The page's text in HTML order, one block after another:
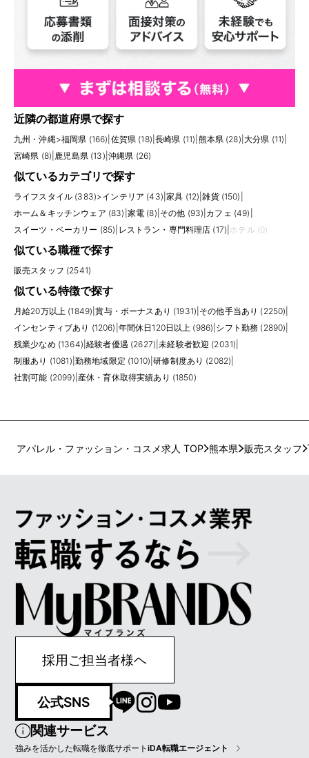
近隣の都道府県で探す
九州・沖縄>福岡県 (166) 佐賀県 (18) |長崎県 (11) 熊本県 (28) 大分県 (11)
宮崎県 (8) 鹿児島県 (13) 沖縄県 (26)
似ているカテゴリで探す
ライフスタイル (383)>インテリア (43) |家具 (12) |雑貨 (150)
ホーム＆キッチンウェア (83) 家電 (8) その他 (93) カフェ (49)
スイーツ・ベーカリー (85) レストラン・専門料理店 (17) ホテル (0)
似ている職種で探す
販売スタッフ (2541)
似ている特徴で探す
月給20万以上 (1849) |賞与・ボーナスあり (1931) その他手当あり (2250)
インセンティブあり (1206) 年間休日120日以上 (986) シフト勤務 (2890)
残業少なめ (1364) |経験者優遇 (2627) |未経験者歓迎 (2031)
制服あり (1081) 勤務地域限定 (1010) |研修制度あり (2082)
社割可能 (2099) 産休・育休取得実績あり (1850)
アパレル・ファッション・コスメ求人 TOP 熊本県 販売スタッフ
採用ご担当者様ヘ
公式SNS
関連サービス
強みを活かした転職を徹底サポートiDA転職エージェント